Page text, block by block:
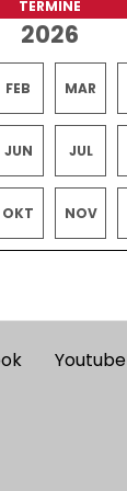
TERMINE
2026
FEB MAR
JUN JUL
OKT NOV
Youtube